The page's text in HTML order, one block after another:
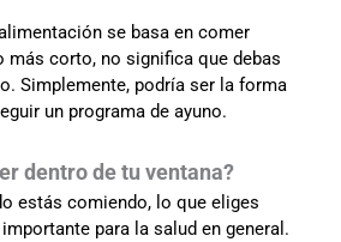
se basa en comer
más corto, no significa que debas
Simplemente, podría ser la forma
un programa de ayuno.
dentro de tu ventana?
estás comiendo, lo que eliges
para la salud en general.